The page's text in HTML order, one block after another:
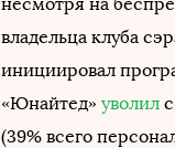
владельца клуба
инициировал
«Юнайтед» уволил
(39% всего